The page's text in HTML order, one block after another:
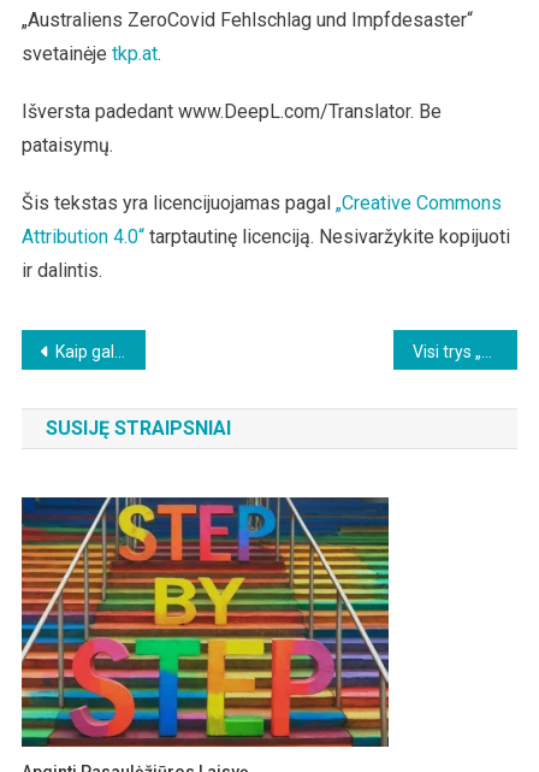
„Australiens ZeroCovid Fehlschlag und Impfdesaster“
svetainėje tkp.at.
Išversta padedant www.DeepL.com/Translator. Be
pataisymų.
Šis tekstas yra licencijuojamas pagal „Creative Commons
Attribution 4.0“tarptautinę licenciją. Nesivaržykite kopijuoti
ir dalintis.
Beitragsnavigation
Kaip galėtų atrodyti būsima tarptautinė pinigų tvarka ir ką ji reikštų eurui Visi trys „vakcinų“ gamintojai reiškia aiškias abejones dėl savo produktų saugumo
SUSIJĘ STRAIPSNIAI